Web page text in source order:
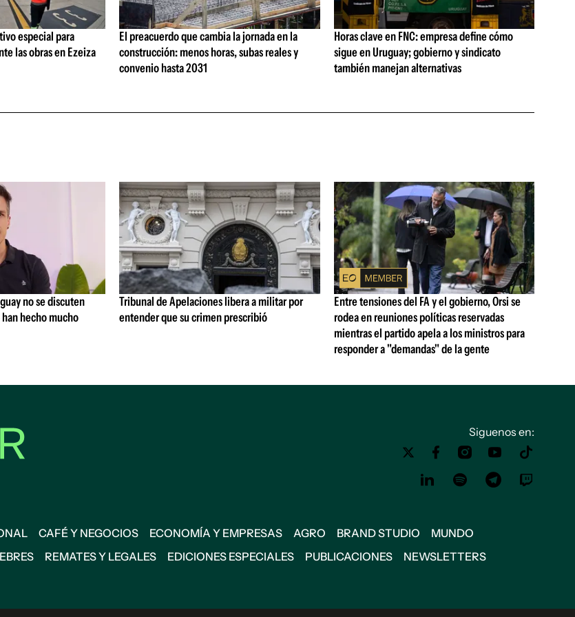
especial para
las obras en Ezeiza
El preacuerdo que cambia la jornada en la
construcción: menos horas, subas reales y
convenio hasta 2031
Horas clave en FNC: empresa define cómo
sigue en Uruguay; gobierno y sindicato
también manejan alternativas
no se discuten
hecho mucho
Tribunal de Apelaciones libera a militar por
entender que su crimen prescribió
Entre tensiones del FA y el gobierno, Orsi se
rodea en reuniones políticas reservadas
mientras el partido apela a los ministros para
responder a "demandas" de la gente
Siguenos en:
CAFÉ Y NEGOCIOS ECONOMÍA Y EMPRESAS AGRO BRAND STUDIO
MUNDO
REMATES Y LEGALES EDICIONES ESPECIALES PUBLICACIONES
NEWSLETTERS